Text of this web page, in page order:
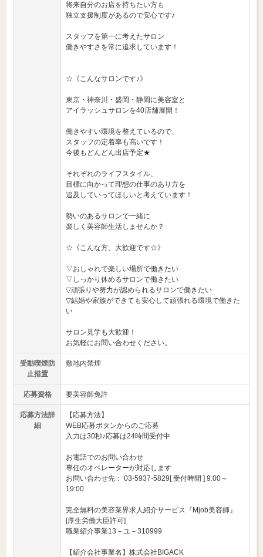
将来自分のお店を持ちたい方も
独立支援制度があるので安心です♪
スタッフを第一に考えたサロン
働きやすさを常に追求しています！
☆《こんなサロンです♪》
東京・神奈川・盛岡・静岡に美容室と
アイラッシュサロンを40店舗展開！
働きやすい環境を整えているので、
スタッフの定着率も高いです！
今後もどんどん出店予定★
それぞれのライフスタイル、
目標に向かって理想の仕事のあり方を
追及していってほしいと考えています！
勢いのあるサロンで一緒に
楽しく美容師生活しませんか？
☆《こんな方、大歓迎です☆》
▽おしゃれで楽しい場所で働きたい
▽しっかり休めるサロンで働きたい
▽頑張りや努力が認められるサロンで働きたい
▽結婚や家族ができても安心して頑張れる環境で働きた
い
サロン見学も大歓迎！
お気軽にお問い合わせください。
受動喫煙防
止措置
敷地内禁煙
応募資格 要美容師免許
応募方法詳
細
【応募方法】
WEB応募ボタンからのご応募
入力は30秒♪応募は24時間受付中
お電話でのお問い合わせ
専任のオペレーターが対応します
お問い合わせ先： 03-5937-5829[ 受付時間 ] 9:00～
19:00
完全無料の美容業界求人紹介サービス『Mjob美容師』
[厚生労働大臣許可]
職業紹介事業13－ユ－310999
【紹介会社事業名】株式会社BIGACK